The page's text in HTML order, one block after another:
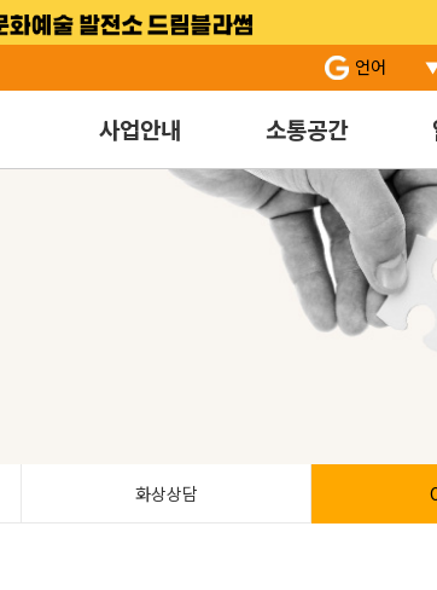
본문 바로 가기
서브 메뉴 바로가기
주 메뉴 바로 가기
언어
사업안내 소통공간
화상상담